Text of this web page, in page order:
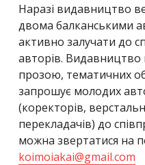
Наразі видавництво
двома балканськими
активно залучати до
авторів.
прозою, тематичних
запрошує молодих
(коректорів,
перекладачів) до
можна звертатися на
koimoiakai@gmail.com